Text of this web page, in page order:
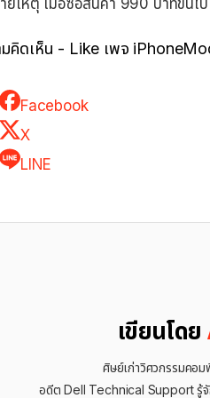
ยเหตุ เมื่อซื้อสินค้า 990 บาทขึ้นไป
มคิดเห็น - Like เพจ
Facebook
X
LINE
เขียนโดย
ศิษย์เก่าวิศวกรรมค
อดีต Dell Technical Support รู้